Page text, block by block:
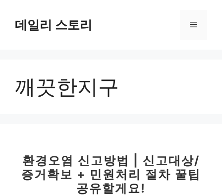
데일리 스토리 메
깨끗한지구
환경오염 신고방법 | 신고대상/
증거확보 + 민원처리 절차 꿀팁
공유할게요!